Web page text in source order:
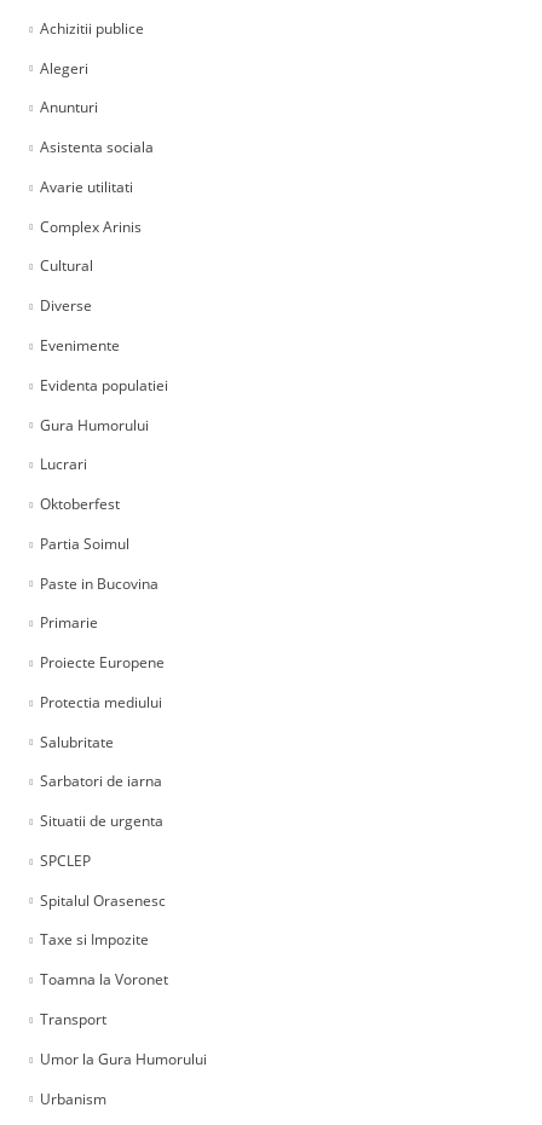
Achizitii publice
Alegeri
Anunturi
Asistenta sociala
Avarie utilitati
Complex Arinis
Cultural
Diverse
Evenimente
Evidenta populatiei
Gura Humorului
Lucrari
Oktoberfest
Partia Soimul
Paste in Bucovina
Primarie
Proiecte Europene
Protectia mediului
Salubritate
Sarbatori de iarna
Situatii de urgenta
SPCLEP
Spitalul Orasenesc
Taxe si Impozite
Toamna la Voronet
Transport
Umor la Gura Humorului
Urbanism